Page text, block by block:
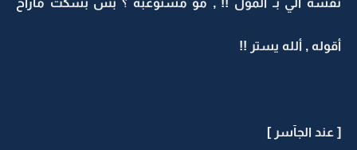
نفسه ألي بـ المول !! , مو مستوعبه ؟ بس بسكت مآرآح
أقوله , ألله يستر !!
[ عند الجآسر ]